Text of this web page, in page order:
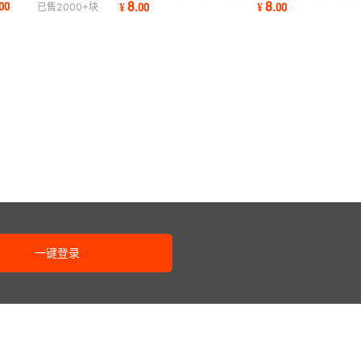
璃瓦
已售2000+块
饰彩色瓦片
¥8.00
古建筑琉璃瓦
¥8.00
一键登录